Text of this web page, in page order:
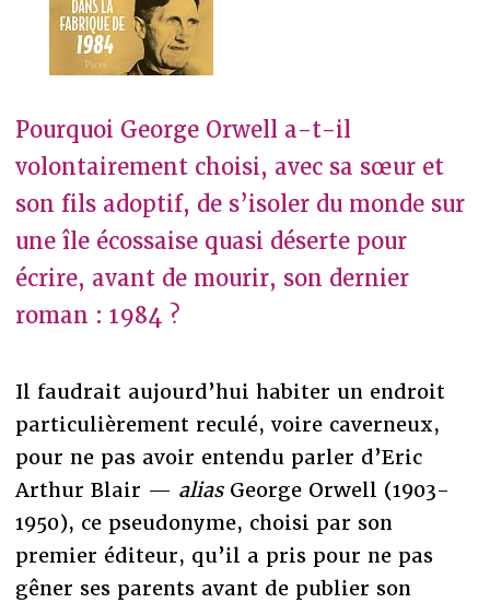
Pourquoi George Orwell a-t-il
volontairement choisi, avec sa sœur et
son fils adoptif, de s’isoler du monde sur
une île écossaise quasi déserte pour
écrire, avant de mourir, son dernier
roman : 1984 ?
Il faudrait aujourd’hui habiter un endroit
particulièrement reculé, voire caverneux,
pour ne pas avoir entendu parler d’Eric
Arthur Blair — aliasGeorge Orwell (1903-
1950), ce pseudonyme, choisi par son
premier éditeur, qu’il a pris pour ne pas
gêner ses parents avant de publier son